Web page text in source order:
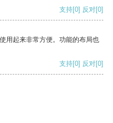
支持[0] 反对[0]
用起来非常方便。功能的布局也
支持[0] 反对[0]